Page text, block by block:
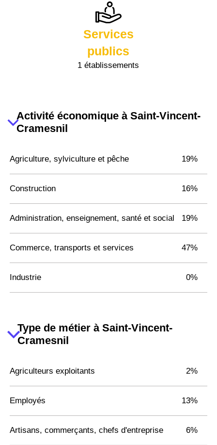
Services
publics
1 établissements
Activité économique à Saint-Vincent-
Cramesnil
Agriculture, sylviculture et pêche 19%
Construction 16%
Administration, enseignement, santé et social 19%
Commerce, transports et services 47%
Industrie 0%
Type de métier à Saint-Vincent-
Cramesnil
Agriculteurs exploitants 2%
Employés 13%
Artisans, commerçants, chefs d'entreprise 6%